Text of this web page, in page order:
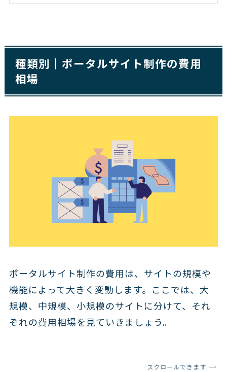
種類別｜ポータルサイト制作の費用
相場
ポータルサイト制作の費用は、サイトの規模や
機能によって大きく変動します。ここでは、大
規模、中規模、小規模のサイトに分けて、それ
ぞれの費用相場を見ていきましょう。
スクロールできます